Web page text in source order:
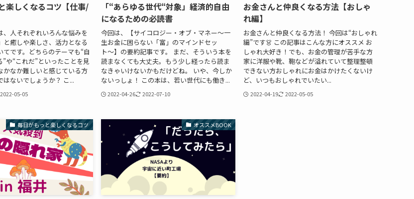
楽しくなるコツ【仕事/
、人それぞれいろんな悩みを
と癒しや楽しさ、活力となる
てです。どちらのテーマも“自
”や“これだ”といったことを見
かなか難しいと感じている方
はないでしょうか？ こ...
2022-05-05
「“あらゆる世代“対象」経済的自由
になるための必読書
今回は、【サイコロジー・オブ・マネー〜一
生お金に困らない「富」のマインドセッ
ト〜】の要約記事です。 まだ、そういう本を
読まなくても大丈夫。もう少し経ったら読ま
なきゃいけないかもだけどね。 いや、今しか
ないっしょ！ この本は、若い世代にも働き...
2022-04-26 2022-07-10
お金さんと仲良くなる方法【おしゃ
れ編】
お金さんと仲良くなる方法！ 今回は“おしゃれ
編”です👗 この記事はこんな方にオススメ お
しゃれ大好き！でも、お金の管理が苦手な方
家に洋服や靴、鞄などが溢れていて整理整頓
できない方おしゃれにお金はかけたくないけ
ど、いつもおしゃれでいたい...
2022-04-19 2022-05-05
毎日がもっと楽しくなるコツ オススメBOOK